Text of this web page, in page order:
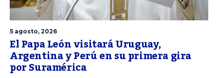
5 agosto, 2026
El Papa León visitará Uruguay,
Argentina y Perú en su primera gira
por Suramérica